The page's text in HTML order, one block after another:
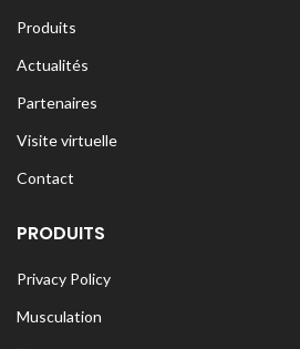
Produits
Actualités
Partenaires
Visite virtuelle
Contact
PRODUITS
Privacy Policy
Musculation